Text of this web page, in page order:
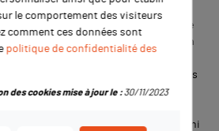
de laisser passer l’électricité et de
coupe contact
est généralement situé
Le principe de fonctionnement d’un
En position Off, il fait office de
en empêchant l’électricité de passer dans
bike et ainsi alimenter la mini moto.
la position On, l’électricité passe du
la bobine d’allumage, à la bougie de mini
le comportement des visiteurs
comment ces données sont
politique de confidentialité des
des cookies mise à jour le :30/11/2023